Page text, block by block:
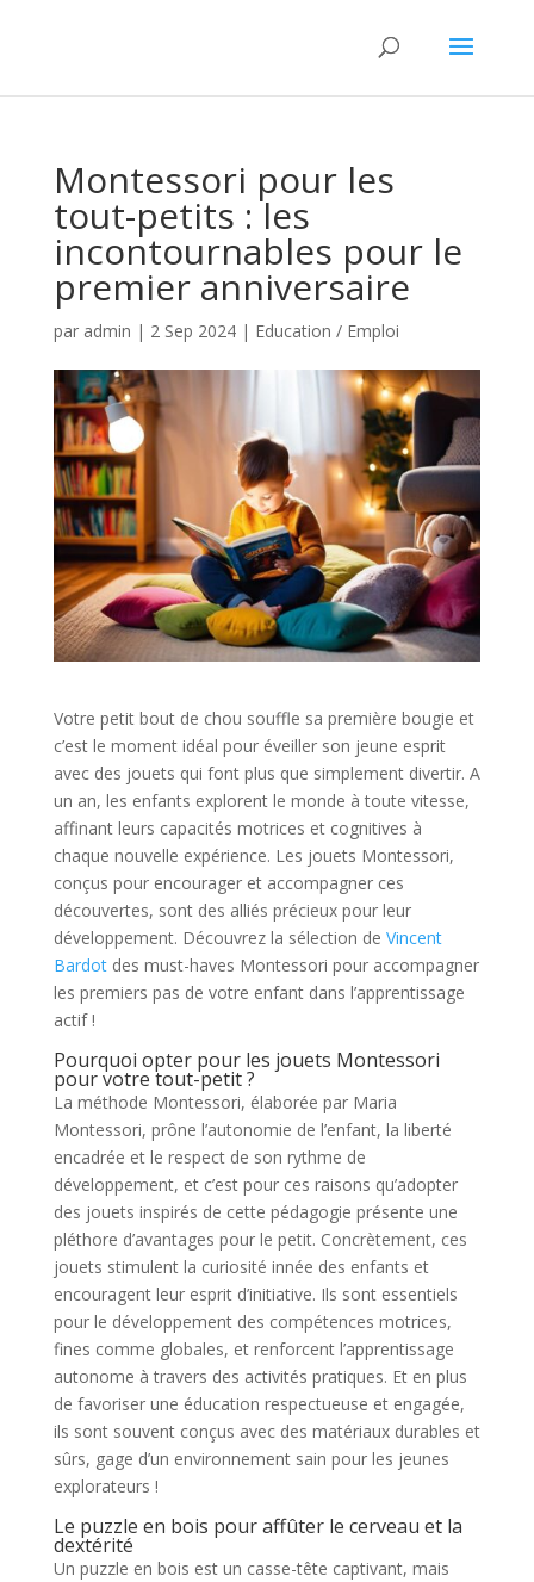
Montessori pour les
tout-petits : les
incontournables pour le
premier anniversaire
par admin | 2 Sep 2024| Education / Emploi
Votre petit bout de chou souffle sa première bougie et
c’est le moment idéal pour éveiller son jeune esprit
avec des jouets qui font plus que simplement divertir. A
un an, les enfants explorent le monde à toute vitesse,
affinant leurs capacités motrices et cognitives à
chaque nouvelle expérience. Les jouets Montessori,
conçus pour encourager et accompagner ces
découvertes, sont des alliés précieux pour leur
développement. Découvrez la sélection de Vincent
Bardotdes must-haves Montessori pour accompagner
les premiers pas de votre enfant dans l’apprentissage
actif !
Pourquoi opter pour les jouets Montessori
pour votre tout-petit ?
La méthode Montessori, élaborée par Maria
Montessori, prône l’autonomie de l’enfant, la liberté
encadrée et le respect de son rythme de
développement, et c’est pour ces raisons qu’adopter
des jouets inspirés de cette pédagogie présente une
pléthore d’avantages pour le petit. Concrètement, ces
jouets stimulent la curiosité innée des enfants et
encouragent leur esprit d’initiative. Ils sont essentiels
pour le développement des compétences motrices,
fines comme globales, et renforcent l’apprentissage
autonome à travers des activités pratiques. Et en plus
de favoriser une éducation respectueuse et engagée,
ils sont souvent conçus avec des matériaux durables et
sûrs, gage d’un environnement sain pour les jeunes
explorateurs !
Le puzzle en bois pour affûter le cerveau et la
dextérité
Un puzzle en bois est un casse-tête captivant, mais